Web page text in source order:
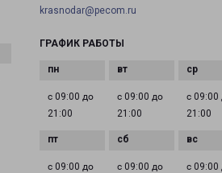
krasnodar@pecom.ru
ГРАФИК РАБОТЫ
с 09:00 до
21:00
с 09:00 до
21:00
с 09:00
21:00
с 09:00 до с 09:00 до с 09:00